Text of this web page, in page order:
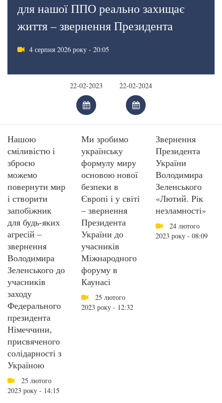
для нашої ППО реально захищає
життя – звернення Президента
4 серпня 2026 року - 20:05
Нашою
сміливістю і
зброєю
можемо
повернути мир
і створити
запобіжник
для будь-яких
агресій –
звернення
Володимира
Зеленського до
учасників
заходу
Федерального
президента
Німеччини,
присвяченого
солідарності з
Україною
25 лютого
2023 року - 14:15
Ми зробимо
українську
формулу миру
основою нової
безпеки в
Європі і у світі
– звернення
Президента
України до
учасників
Міжнародного
форуму в
Каунасі
25 лютого
2023 року - 12:32
Звернення
Президента
України
Володимира
Зеленського
«Лютий. Рік
незламності»
24 лютого
2023 року - 08:09